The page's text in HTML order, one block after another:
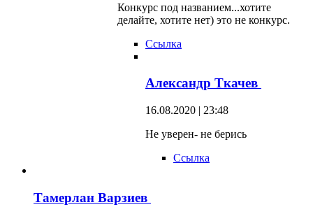
Конкурс под названием...хотите
делайте, хотите нет) это не конкурс.
Ссылка
Александр Ткачев
16.08.2020 | 23:48
Не уверен- не берись
Ссылка
Тамерлан Варзиев